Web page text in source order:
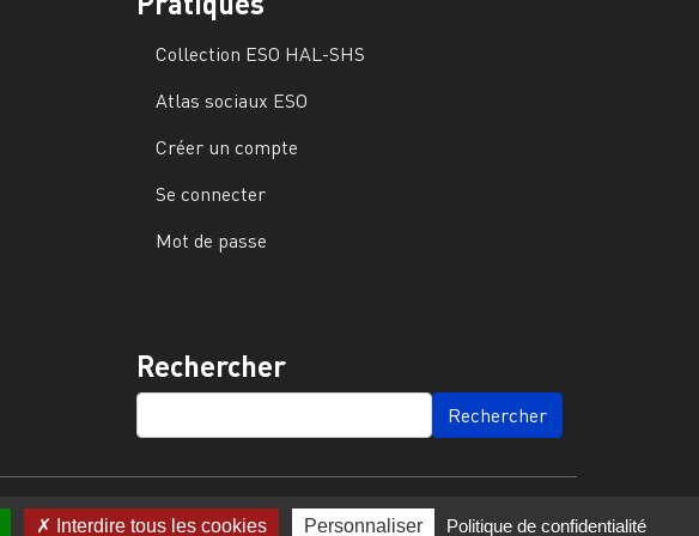
Collection ESO HAL-SHS
Atlas sociaux ESO
Créer un compte
Se connecter
Mot de passe
Rechercher
SEARCH
Interdire tous les cookies Personnaliser Politique de confidentialité